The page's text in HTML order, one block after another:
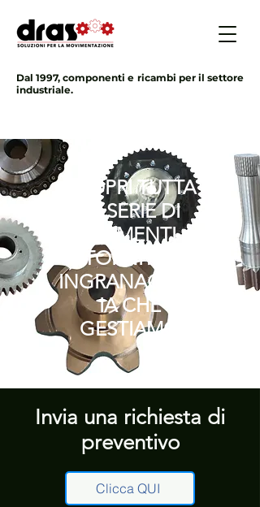
Dal 1997, componenti e ricambi per il settore
industriale.
SCOPRI TUTTA
LA SERIE DI
ELEMENTI
TORNITI E
INGRANAGGER
IA CHE
GESTIAMO
Invia una richiesta di
preventivo
Clicca QUI